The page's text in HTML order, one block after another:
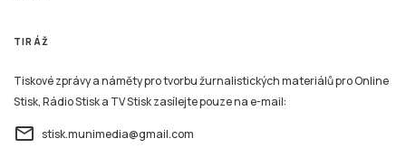
TIRÁŽ
Tiskové zprávy a náměty pro tvorbu žurnalistických materiálů pro Online
Stisk, Rádio Stisk a TV Stisk zasílejte pouze na e-mail:
email stisk.munimedia@gmail.com